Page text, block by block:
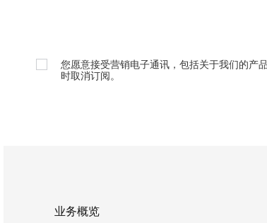
您愿意接受营销电子通讯，包括关于我们的产
时取消订阅。
业务概览